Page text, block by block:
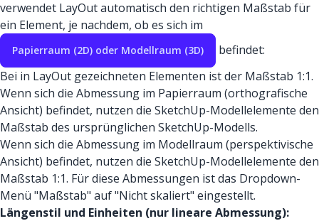
verwendet LayOut automatisch den richtigen Maßstab für
ein Element, je nachdem, ob es sich im
Papierraum (2D) oder Modellraum (3D)
befindet:
Bei in LayOut gezeichneten Elementen ist der Maßstab 1:1.
Wenn sich die Abmessung im Papierraum (orthografische
Ansicht) befindet, nutzen die SketchUp-Modellelemente den
Maßstab des ursprünglichen SketchUp-Modells.
Wenn sich die Abmessung im Modellraum (perspektivische
Ansicht) befindet, nutzen die SketchUp-Modellelemente den
Maßstab 1:1. Für diese Abmessungen ist das Dropdown-
Menü "Maßstab" auf "Nicht skaliert" eingestellt.
Längenstil und Einheiten (nur lineare Abmessung):